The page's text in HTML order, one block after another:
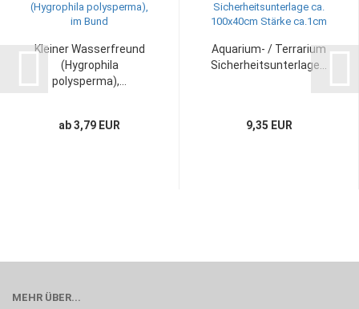
Kleiner Wasserfreund
(Hygrophila
polysperma),...
ab 3,79 EUR
Aquarium- / Terrarium
Sicherheitsunterlage...
9,35 EUR
MEHR ÜBER...